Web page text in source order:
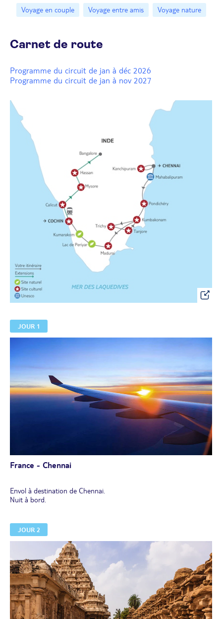
Voyage en couple
Voyage entre amis Voyage nature
Carnet de route
Programme du circuit de jan à déc 2026
Programme du circuit de jan à nov 2027
JOUR 1
France - Chennai
Envol à destination de Chennai.
Nuit à bord.
JOUR 2